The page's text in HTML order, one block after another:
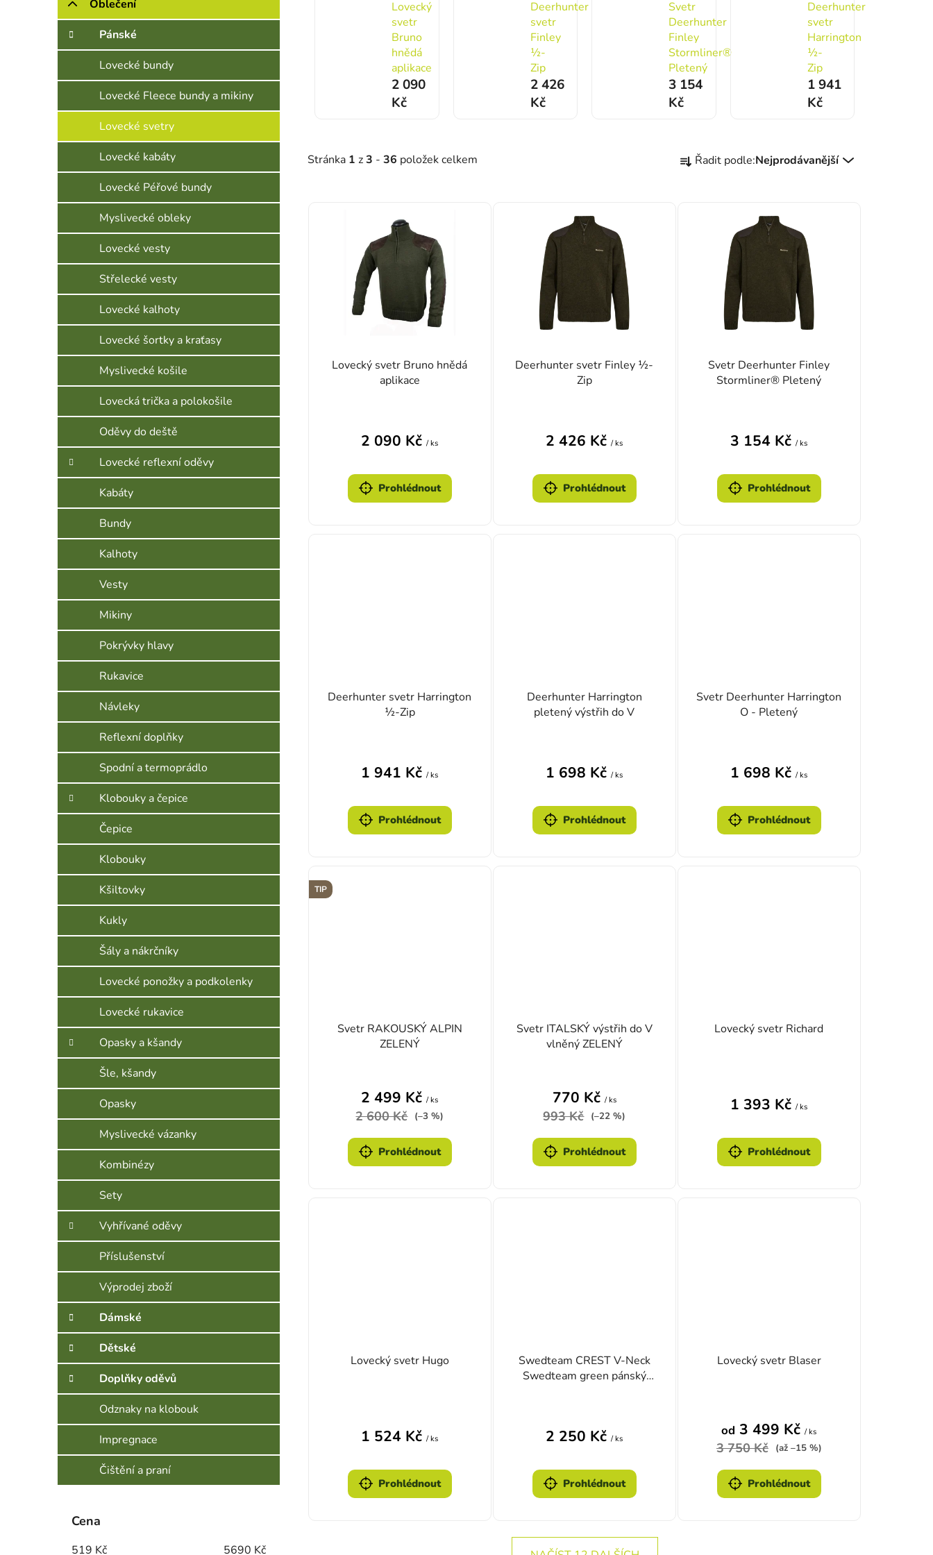
Oblečení
Pánské
Lovecké bundy
Lovecké Fleece bundy a mikiny
Lovecké svetry
Lovecké kabáty
Lovecké Péřové bundy
Myslivecké obleky
Lovecké vesty
Střelecké vesty
Lovecké kalhoty
Lovecké šortky a kraťasy
Myslivecké košile
Lovecká trička a polokošile
Oděvy do deště
Lovecké reflexní oděvy
Kabáty
Bundy
Kalhoty
Vesty
Mikiny
Pokrývky hlavy
Rukavice
Návleky
Reflexní doplňky
Spodní a termoprádlo
Klobouky a čepice
Čepice
Klobouky
Kšiltovky
Kukly
Šály a nákrčníky
Lovecké ponožky a podkolenky
Lovecké rukavice
Opasky a kšandy
Šle, kšandy
Opasky
Myslivecké vázanky
Kombinézy
Sety
Vyhřívané oděvy
Příslušenství
Výprodej zboží
Dámské
Dětské
Doplňky oděvů
Odznaky na klobouk
Impregnace
Čištění a praní
Cena
519 Kč 5690 Kč
Lovecký
svetr
Bruno
hnědá
aplikace
2 090
Kč
Deerhunter
svetr
Finley
½-
Zip
2 426
Kč
Svetr
Deerhunter
Finley
Stormliner®
Pletený
3 154
Kč
Deerhunter
svetr
Harrington
½-
Zip
1 941
Kč
Stránka 1 z3 - 36 položek celkem Řazení produktů
Řadit podle:Nejprodávanější
Lovecký svetr Bruno hnědá
aplikace
2 090 Kč/ ks
Prohlédnout
Deerhunter svetr Finley ½-
Zip
2 426 Kč/ ks
Prohlédnout
Svetr Deerhunter Finley
Stormliner® Pletený
3 154 Kč/ ks
Prohlédnout
Deerhunter svetr Harrington
½-Zip
1 941 Kč/ ks
Prohlédnout
Deerhunter Harrington
pletený výstřih do V
1 698 Kč/ ks
Prohlédnout
Svetr Deerhunter Harrington
O - Pletený
1 698 Kč/ ks
Prohlédnout
TIP
Svetr RAKOUSKÝ ALPIN
ZELENÝ
2 499 Kč/ ks
2 600 Kč (–3 %)
Prohlédnout
Svetr ITALSKÝ výstřih do V
vlněný ZELENÝ
770 Kč / ks
993 Kč (–22 %)
Prohlédnout
Lovecký svetr Richard
1 393 Kč/ ks
Prohlédnout
Lovecký svetr Hugo
1 524 Kč/ ks
Prohlédnout
Swedteam CREST V-Neck
Swedteam green pánský
2 250 Kč/ ks
Prohlédnout
Lovecký svetr Blaser
od 3 499 Kč/ ks
3 750 Kč (až –15 %)
Prohlédnout